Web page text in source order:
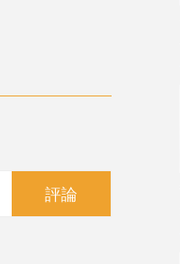
評論